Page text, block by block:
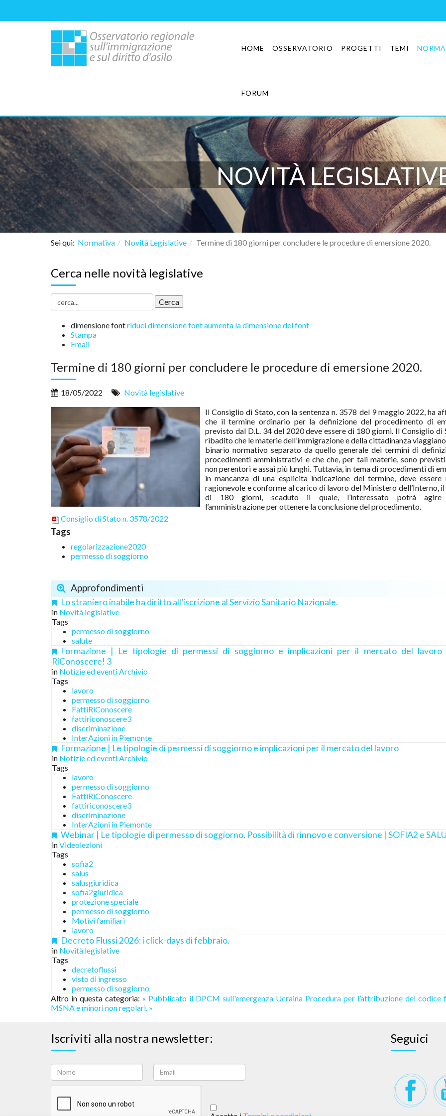
HOME OSSERVATORIO PROGETTI TEMI
FORUM
NOVITÀ
Sei qui: Normativa Novità Legislative Termine di 180 giorni per concludere le procedure di emersione 2020.
Cerca nelle novità legislative
dimensione fontriduci dimensione fontaumenta la dimensione del font
Stampa
Email
Termine di 180 giorni per concludere le procedure di emersione 2020.
18/05/2022 Novità legislative
Il Consiglio di Stato, con la sentenza n. 3578 del 9 maggio 2022, ha
che il termine ordinario per la definizione del procedimento di
previsto dal D.L. 34 del 2020 deve essere di 180 giorni. Il Consiglio di
ribadito che le materie dell’immigrazione e della cittadinanza
binario normativo separato da quello generale dei termini di
procedimenti amministrativi e che che, per tali materie, sono
non perentori e assai più lunghi. Tuttavia, in tema di procedimenti di
in mancanza di una esplicita indicazione del termine, deve essere
ragionevole e conforme al carico di lavoro del Ministero dell’Interno,
di 180 giorni, scaduto il quale, l’interessato potrà agire
l’amministrazione per ottenere la conclusione del procedimento.
Consiglio di Stato n. 3578/2022
Tags
regolarizzazione2020
permesso di soggiorno
Approfondimenti
Lo straniero inabile ha diritto all’iscrizione al Servizio Sanitario Nazionale.
in Novità legislative
Tags
permesso di soggiorno
salute
Formazione | Le tipologie di permessi di soggiorno e implicazioni per il mercato del
RiConoscere! 3
in Notizie ed eventi Archivio
Tags
lavoro
permesso di soggiorno
FattiRiConoscere
fattiriconoscere3
discriminazione
InterAzioni in Piemonte
Formazione | Le tipologie di permessi di soggiorno e implicazioni per il mercato del lavoro
in Notizie ed eventi Archivio
Tags
lavoro
permesso di soggiorno
FattiRiConoscere
fattiriconoscere3
discriminazione
InterAzioni in Piemonte
Webinar | Le tipologie di permesso di soggiorno. Possibilità di rinnovo e conversione | SOFIA2 e
inVideolezioni
Tags
sofia2
salus
salusgiuridica
sofia2giuridica
protezione speciale
permesso di soggiorno
Motivi familiari
lavoro
Decreto Flussi 2026: i click-days di febbraio.
in Novità legislative
Tags
decretoflussi
visto di ingresso
permesso di soggiorno
Altro in questa categoria: « Pubblicato il DPCM sull'emergenza Ucraina Procedura per l’attribuzione del codice
MSNA e minori non regolari. »
Iscriviti alla nostra newsletter: Seguici